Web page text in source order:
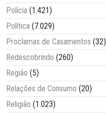
Polícia (1.421)
Política (7.029)
Proclamas de Casamentos (32)
Redescobrindo (260)
Região (5)
Relações de Consumo (20)
Religião (1.023)